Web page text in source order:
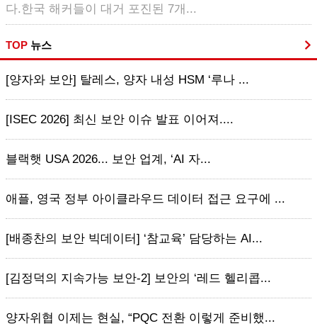
다.한국 해커들이 대거 포진된 7개...
TOP 뉴스
[양자와 보안] 탈레스, 양자 내성 HSM ‘루나 ...
[ISEC 2026] 최신 보안 이슈 발표 이어져....
블랙햇 USA 2026... 보안 업계, ‘AI 자...
애플, 영국 정부 아이클라우드 데이터 접근 요구에 ...
[배종찬의 보안 빅데이터] ‘참교육’ 담당하는 AI...
[김정덕의 지속가능 보안-2] 보안의 ‘레드 헬리콥...
양자위협 이제는 현실, “PQC 전환 이렇게 준비했...